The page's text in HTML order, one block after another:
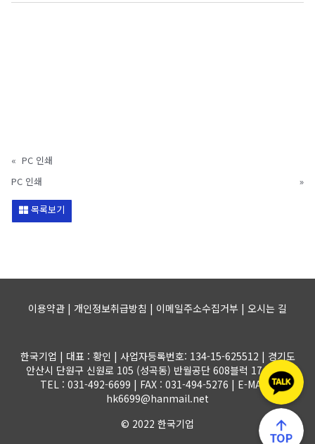
« PC 인쇄
PC 인쇄
»
목록보기
이용약관 | 개인정보취급방침 | 이메일주소수집거부 | 오시는 길
한국기업 | 대표 : 황인 | 사업자등록번호: 134-15-625512 | 경기도
안산시 단원구 신원로 105 (성곡동) 반월공단 608블럭 17-1롯트
TEL : 031-492-6699 | FAX : 031-494-5276 | E-MAIL :
hk6699@hanmail.net
© 2022 한국기업